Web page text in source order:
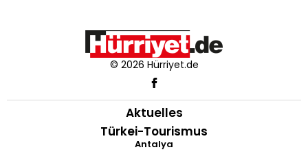
© 2026 Hürriyet.de
Aktuelles
Türkei-Tourismus
Antalya